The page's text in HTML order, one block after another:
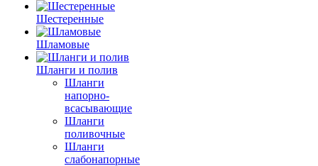
Шестеренные
Шламовые
Шланги и полив
Шланги
напорно-
всасывающие
Шланги
поливочные
Шланги
слабонапорные